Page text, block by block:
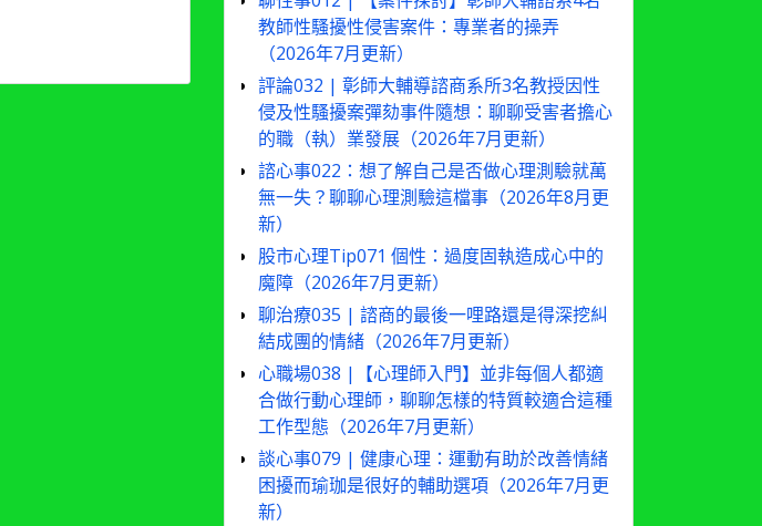
教師性騷擾性侵害案件：專業者的操弄
（2026年7月更新）
評論032 | 彰師大輔導諮商系所3名教授因性
侵及性騷擾案彈劾事件隨想：聊聊受害者擔心
的職（執）業發展（2026年7月更新）
諮心事022：想了解自己是否做心理測驗就萬
無一失？聊聊心理測驗這檔事（2026年8月更
新）
股市心理Tip071 個性：過度固執造成心中的
魔障（2026年7月更新）
聊治療035 | 諮商的最後一哩路還是得深挖糾
結成團的情緒（2026年7月更新）
心職場038 |【心理師入門】並非每個人都適
合做行動心理師，聊聊怎樣的特質較適合這種
工作型態（2026年7月更新）
談心事079 | 健康心理：運動有助於改善情緒
困擾而瑜珈是很好的輔助選項（2026年7月更
新）